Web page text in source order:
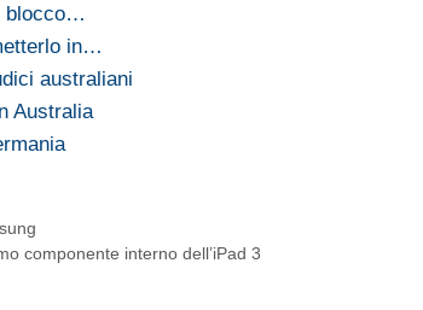
blocco…
in…
australiani
Australia
componente interno dell’iPad 3